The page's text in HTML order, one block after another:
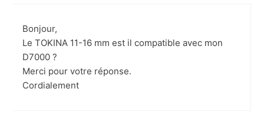
Bonjour,
Le TOKINA 11-16 mm est il compatible avec mon
D7000 ?
Merci pour votre réponse.
Cordialement